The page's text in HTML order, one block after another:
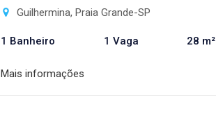
Guilhermina, Praia Grande-SP
1 Banheiro 1 Vaga 28 m²
Mais informações